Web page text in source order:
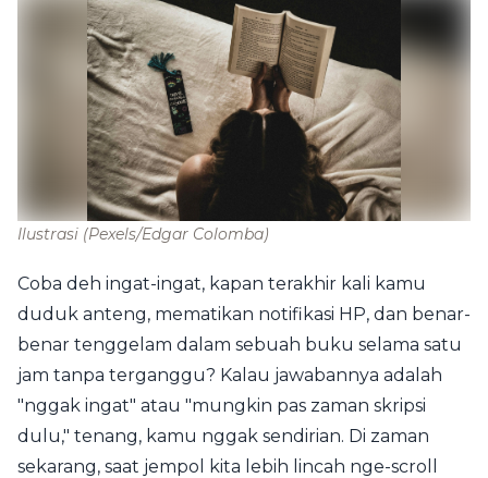
Ilustrasi (Pexels/Edgar Colomba)
Coba deh ingat-ingat, kapan terakhir kali kamu
duduk anteng, mematikan notifikasi HP, dan benar-
benar tenggelam dalam sebuah buku selama satu
jam tanpa terganggu? Kalau jawabannya adalah
"nggak ingat" atau "mungkin pas zaman skripsi
dulu," tenang, kamu nggak sendirian. Di zaman
sekarang, saat jempol kita lebih lincah nge-scroll